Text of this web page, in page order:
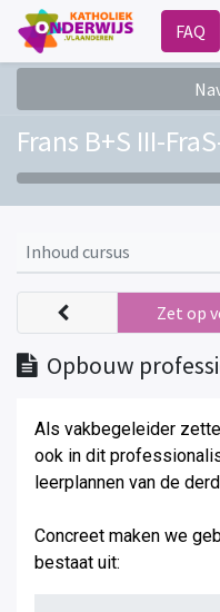
FAQ
Frans B+S III-
Inhoud cursus
Opbouw
Zet op
Als vakbegeleider
ook in dit
leerplannen van de
Concreet maken we
bestaat uit: